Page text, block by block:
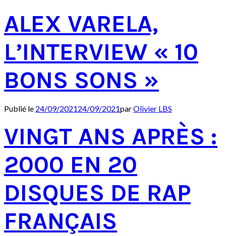
ALEX VARELA,
L’INTERVIEW « 10
BONS SONS »
Publié le 24/09/202124/09/2021parOlivier LBS
VINGT ANS APRÈS :
2000 EN 20
DISQUES DE RAP
FRANÇAIS